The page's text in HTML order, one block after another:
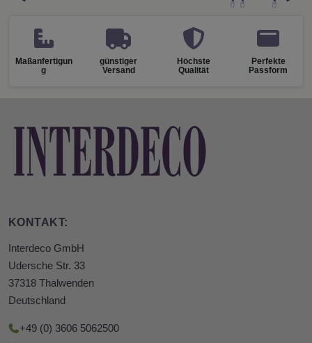
Maßanfertigun
g
günstiger
Versand
Höchste
Qualität
Perfekte
Passform
KONTAKT:
Interdeco GmbH
Udersche Str. 33
37318 Thalwenden
Deutschland
+49 (0) 3606 5062500